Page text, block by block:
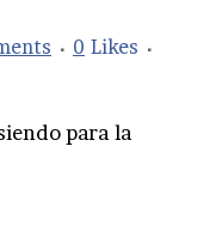
0 Likes
para la